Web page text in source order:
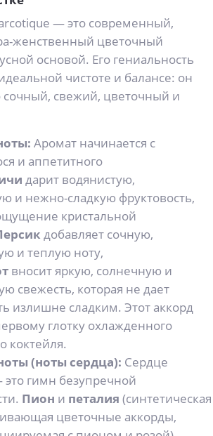
— это современный,
женственный цветочный
основой. Его гениальность
чистоте и балансе: он
свежий, цветочный и
Аромат начинается с
и аппетитного
дарит водянистую,
и нежно-сладкую фруктовость,
кристальной
добавляет сочную,
и теплую ноту,
вносит яркую, солнечную и
свежесть, которая не дает
излишне сладким. Этот аккорд
глотку охлажденного
коктейля.
(ноты сердца): Сердце
гимн безупречной
Пион и петалия (синтетическая
цветочные аккорды,